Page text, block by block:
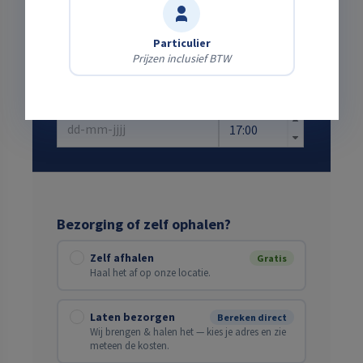
Kies een start- en eindtijd die jou uitkomt
Bezorging of zelf ophalen?
Gratis
Zelf afhalen
Haal het af op onze locatie.
Bereken direct
Laten bezorgen
Wij brengen & halen het — kies je adres en zie
meteen de kosten.
Particulier
Prijzen inclusief BTW